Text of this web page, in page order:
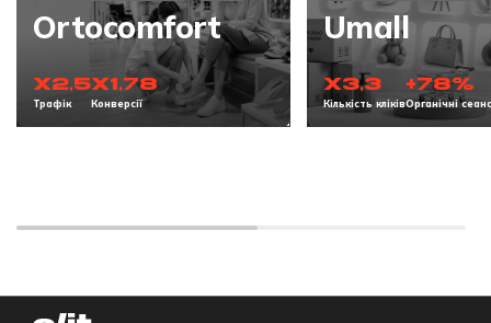
Ortocomfort
x2,5
Трафік
x1,78
Конверсії
Umall
x3,3
Кількість кліків
+78%
Органічні